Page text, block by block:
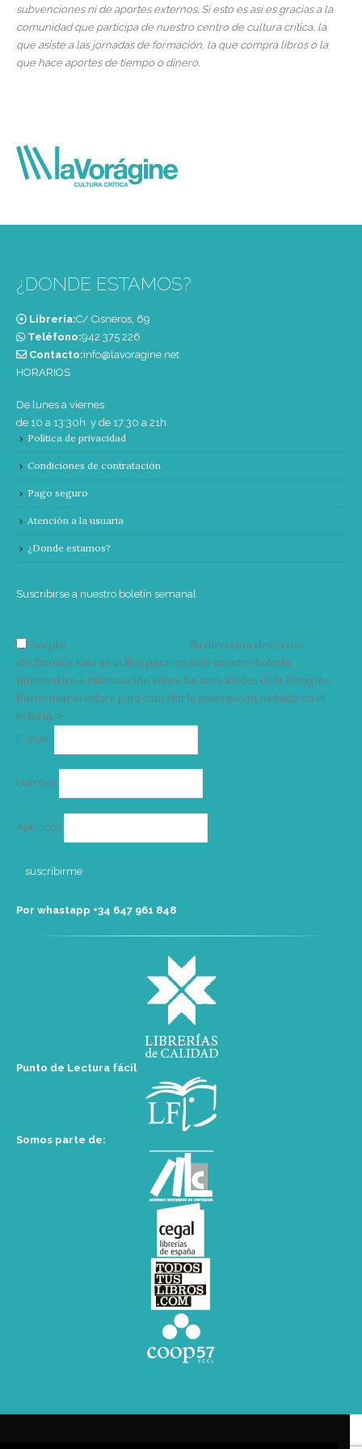
subvenciones ni de aportes externos. Si esto es así es gracias a la
comunidad que participa de nuestro centro de cultura crítica, la
que asiste a las jornadas de formación, la que compra libros o la
que hace aportes de tiempo o dinero.
¿DONDE ESTAMOS?
Librería:C/ Cisneros, 69
Teléfono:‭942 375 226‬
Contacto:info@lavoragine.net
HORARIOS
De lunes a viernes
de 10 a 13:30h. y de 17:30 a 21h.
Política de privacidad
Condiciones de contratación
Pago seguro
Atención a la usuaria
¿Donde estamos?
Suscribirse a nuestro boletín semanal
Acepto
Su dirección de correo
electrónico solo se utiliza para enviarle nuestro boletín
informativo e información sobre las actividades de la Vorágine.
Puede usar el enlace para cancelar la suscripción incluido en el
boletín. >
E-mail*
Nombre
Apellidos
Por whastapp +34 ‭647 961 848‬
Punto de Lectura fácil
Somos parte de: